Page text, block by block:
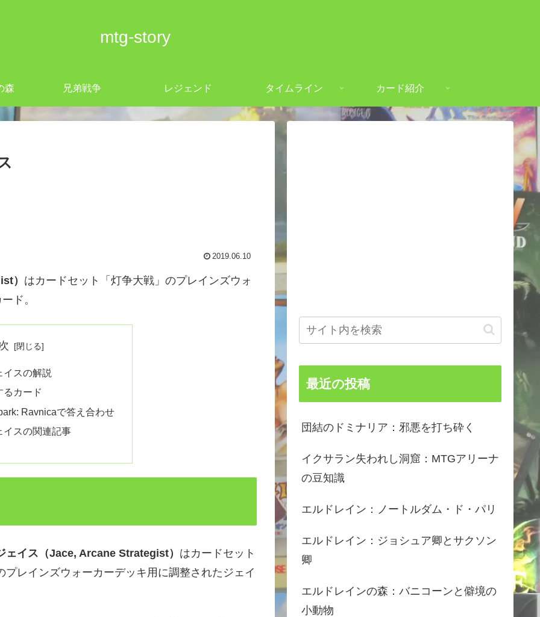
mtg-story
森 兄弟戦争 レジェンド タイムライン カード紹介
2019.06.10
） はカードセット「灯争大戦」のプレインズウォ
ド。
イスの解説
るカード
Ravnicaで答え合わせ
イスの関連記事
ェイス（Jace, Arcane Strategist） はカードセット
プレインズウォーカーデッキ用に調整されたジェイ
最近の投稿
団結のドミナリア：邪悪を打ち砕く
イクサラン失われし洞窟：MTGアリーナ
の豆知識
エルドレイン：ノートルダム・ド・パリ
エルドレイン：ジョシュア卿とサクソン
卿
エルドレインの森：バニコーンと僻境の
小動物